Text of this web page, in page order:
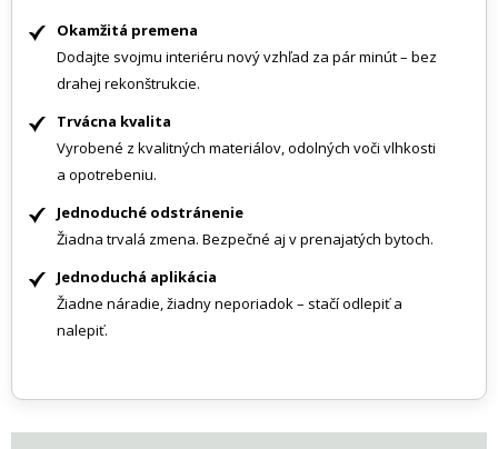
Okamžitá premena
Dodajte svojmu interiéru nový vzhľad za pár minút – bez
drahej rekonštrukcie.
Trvácna kvalita
Vyrobené z kvalitných materiálov, odolných voči vlhkosti
a opotrebeniu.
Jednoduché odstránenie
Žiadna trvalá zmena. Bezpečné aj v prenajatých bytoch.
Jednoduchá aplikácia
Žiadne náradie, žiadny neporiadok – stačí odlepiť a
nalepiť.